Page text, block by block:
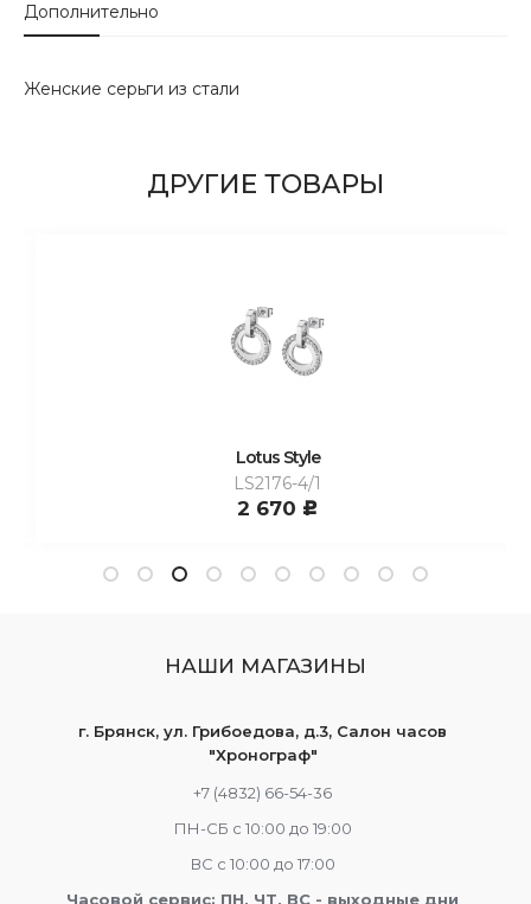
Дополнительно
Женские серьги из стали
ДРУГИЕ ТОВАРЫ
Lotus Style
LS2176-4/1
2 670c
НАШИ МАГАЗИНЫ
г. Брянск, ул. Грибоедова, д.3, Салон часов
"Хронограф"
+7 (4832) 66-54-36
ПН-СБ с 10:00 до 19:00
ВС с 10:00 до 17:00
Часовой сервис: ПН, ЧТ, ВС - выходные дни